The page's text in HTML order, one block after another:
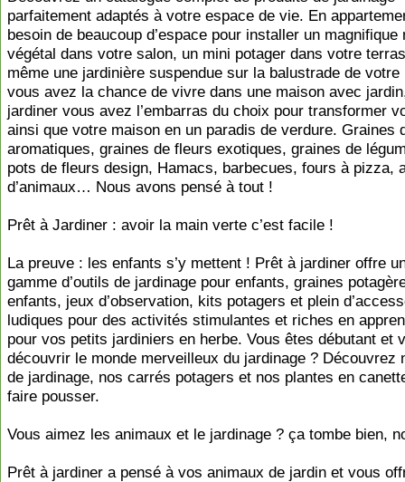
parfaitement adaptés à votre espace de vie. En
besoin de beaucoup d’espace pour installer un magnifique
végétal dans votre salon, un mini potager dans votre
même une jardinière suspendue sur la balustrade de votre
vous avez la chance de vivre dans une maison avec
jardiner vous avez l’embarras du choix pour transformer
ainsi que votre maison en un paradis de verdure. Graines
aromatiques, graines de fleurs exotiques, graines de
pots de fleurs design, Hamacs, barbecues, fours à pizza,
d’animaux… Nous avons pensé à tout !
Prêt à Jardiner : avoir la main verte c’est facile !
La preuve : les enfants s’y mettent ! Prêt à jardiner offre
gamme d’outils de jardinage pour enfants, graines
enfants, jeux d’observation, kits potagers et plein
ludiques pour des activités stimulantes et riches en
pour vos petits jardiniers en herbe. Vous êtes débutant et
découvrir le monde merveilleux du jardinage ? Découvrez
de jardinage, nos carrés potagers et nos plantes en
faire pousser.
Vous aimez les animaux et le jardinage ? ça tombe bien,
Prêt à jardiner a pensé à vos animaux de jardin et vous